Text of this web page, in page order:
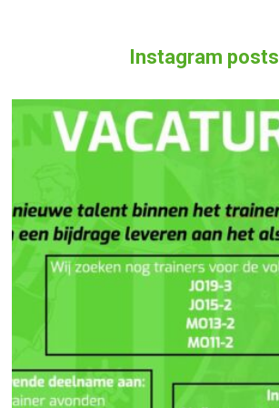
Instagram posts